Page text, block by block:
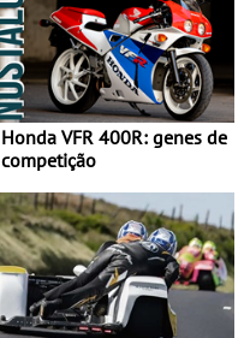
Honda VFR 400R: genes de
competição